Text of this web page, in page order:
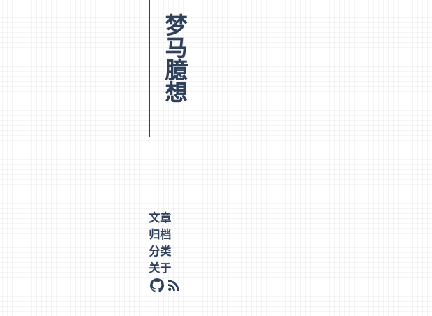
文章
归档
分类
关于
github
rss